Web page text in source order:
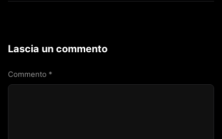
Lascia un commento
Commento *